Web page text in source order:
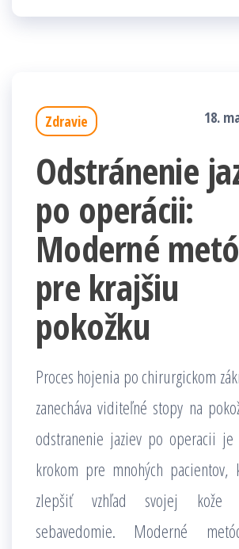
Zdravie 18.
Odstránenie
po operácii:
Moderné
pre krajšiu
pokožku
Proces hojenia po chirurgickom
zanecháva viditeľné stopy na
odstranenie jaziev po operacii je
krokom pre mnohých pacientov,
zlepšiť vzhľad svojej kože
sebavedomie. Moderné